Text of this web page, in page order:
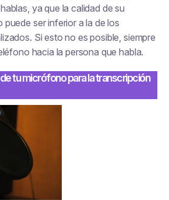
ya que la calidad de su
ser inferior a la de los
Si esto no es posible, siempre
hacia la persona que habla.
tu micrófono para la transcripción